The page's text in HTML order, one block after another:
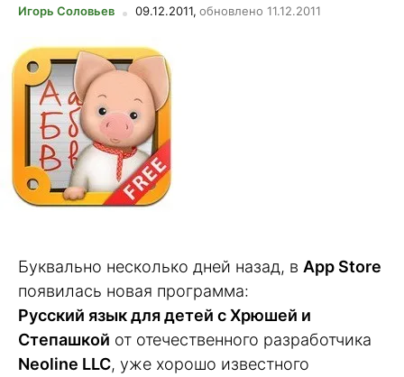
Игорь Соловьев 09.12.2011, обновлено 11.12.2011
Буквально несколько дней назад, в App Store
появилась новая программа:
Русский язык для детей с Хрюшей и
Степашкой от отечественного разработчика
Neoline LLC, уже хорошо известного